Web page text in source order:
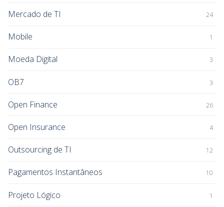
Mercado de TI 24
Mobile 1
Moeda Digital 3
OB7 3
Open Finance 26
Open Insurance 4
Outsourcing de TI 12
Pagamentos Instantâneos 10
Projeto Lógico 1